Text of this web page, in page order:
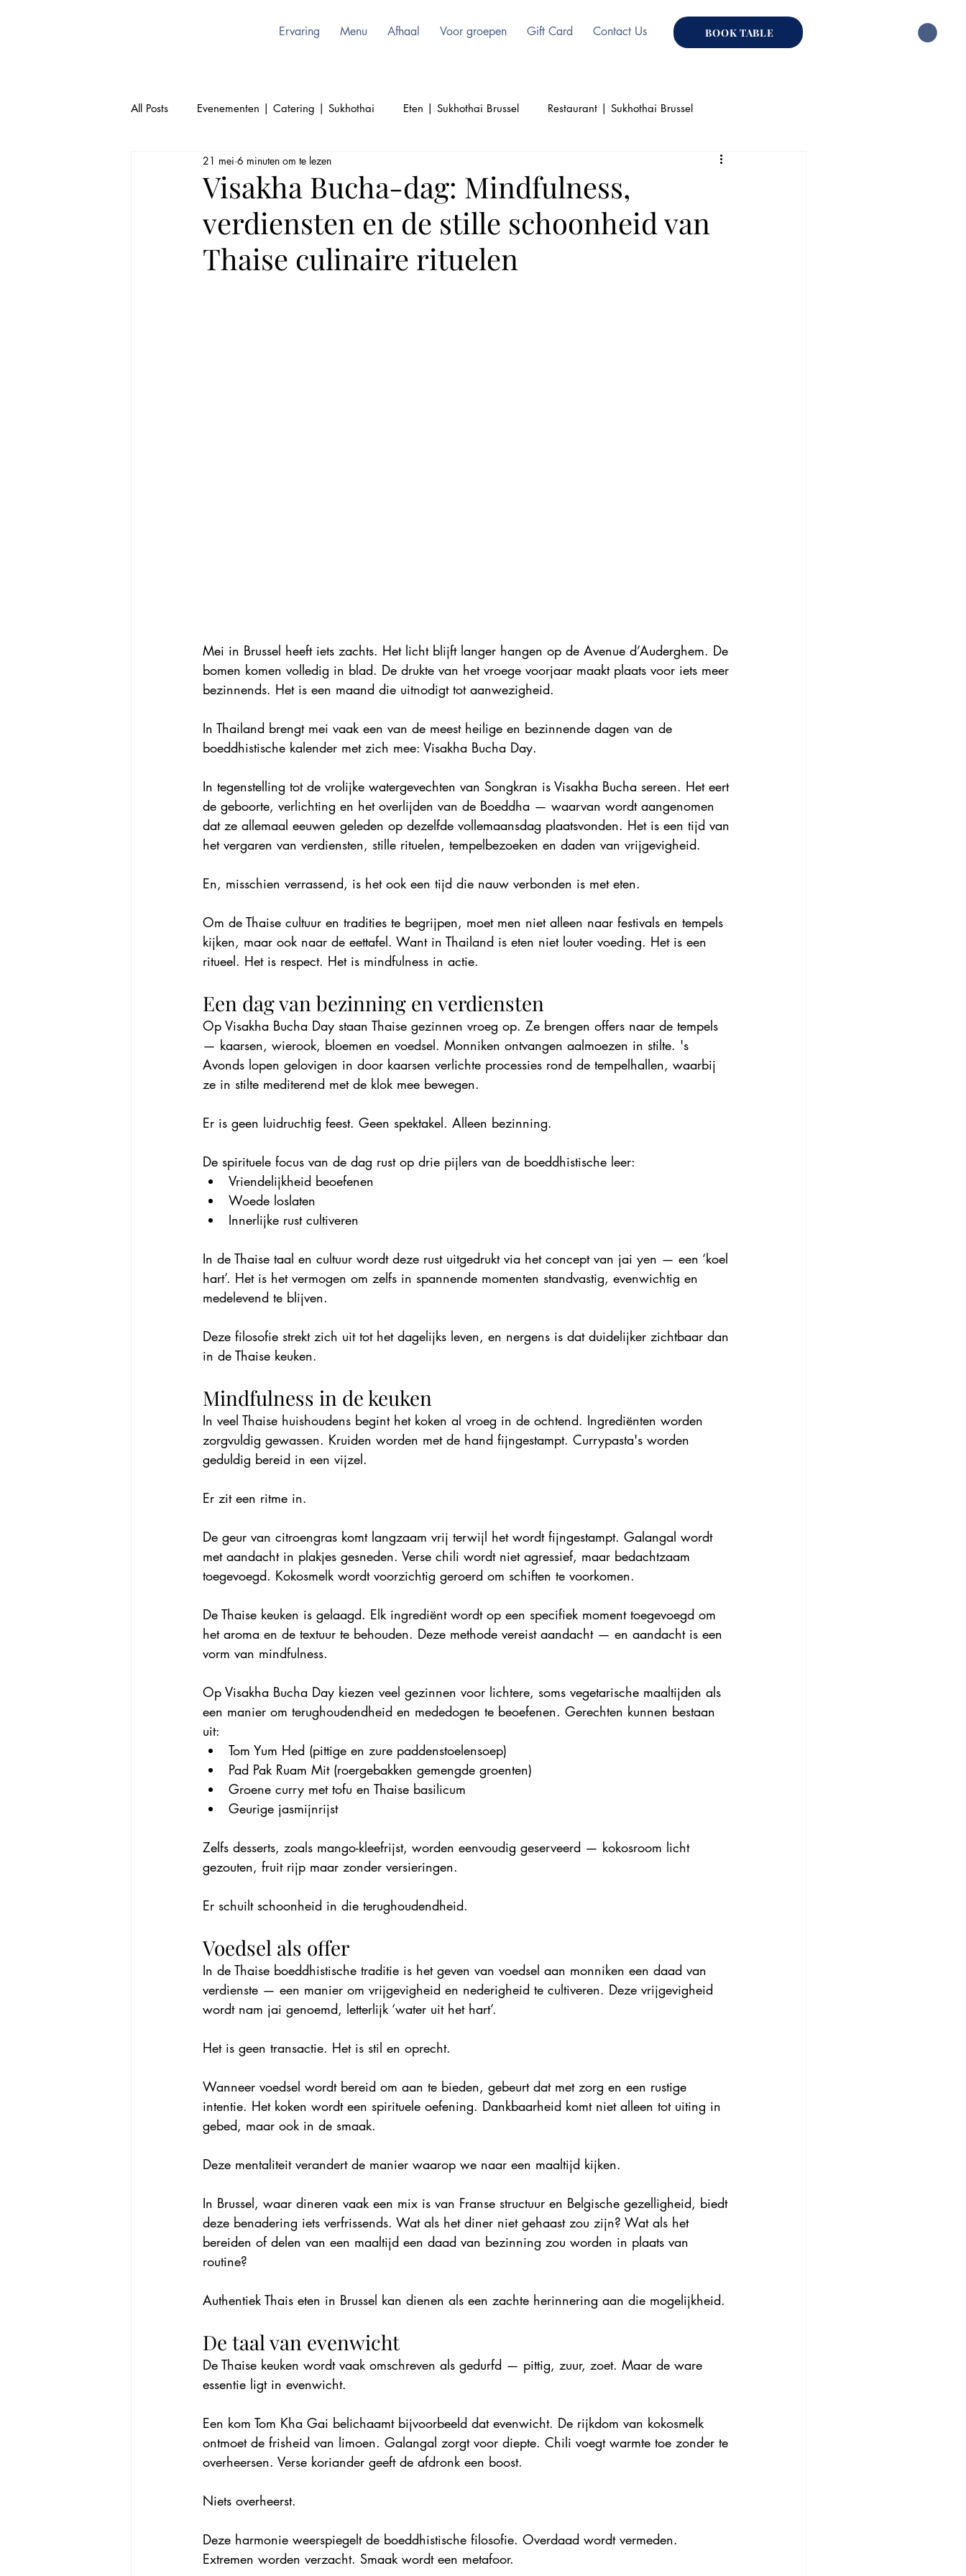
BOOK TABLE
Ervaring Menu Afhaal Voor groepen Gift Card Contact Us
All Posts Evenementen | Catering | Sukhothai Eten | Sukhothai Brussel Restaurant | Sukhothai Brussel
Cultuur | Thai | Sukhothai Brussel
Thai Keuken | Authentiek Thai Culinair | Sukhothai Cultuur | Sukhothai
Visakha Bucha-dag: Mindfulness,
verdiensten en de stille schoonheid van
Thaise culinaire rituelen
21 mei 6 minuten om te lezen
Mei in Brussel heeft iets zachts. Het licht blijft langer hangen op de Avenue d’Auderghem. De
bomen komen volledig in blad. De drukte van het vroege voorjaar maakt plaats voor iets meer
bezinnends. Het is een maand die uitnodigt tot aanwezigheid.
In Thailand brengt mei vaak een van de meest heilige en bezinnende dagen van de
boeddhistische kalender met zich mee: Visakha Bucha Day.
In tegenstelling tot de vrolijke watergevechten van Songkran is Visakha Bucha sereen. Het eert
de geboorte, verlichting en het overlijden van de Boeddha — waarvan wordt aangenomen
dat ze allemaal eeuwen geleden op dezelfde vollemaansdag plaatsvonden. Het is een tijd van
het vergaren van verdiensten, stille rituelen, tempelbezoeken en daden van vrijgevigheid.
En, misschien verrassend, is het ook een tijd die nauw verbonden is met eten.
Om de Thaise cultuur en tradities te begrijpen, moet men niet alleen naar festivals en tempels
kijken, maar ook naar de eettafel. Want in Thailand is eten niet louter voeding. Het is een
ritueel. Het is respect. Het is mindfulness in actie.
Een dag van bezinning en verdiensten
Op Visakha Bucha Day staan Thaise gezinnen vroeg op. Ze brengen offers naar de tempels
— kaarsen, wierook, bloemen en voedsel. Monniken ontvangen aalmoezen in stilte. 's
Avonds lopen gelovigen in door kaarsen verlichte processies rond de tempelhallen, waarbij
ze in stilte mediterend met de klok mee bewegen.
Er is geen luidruchtig feest. Geen spektakel. Alleen bezinning.
De spirituele focus van de dag rust op drie pijlers van de boeddhistische leer:
Vriendelijkheid beoefenen
Woede loslaten
Innerlijke rust cultiveren
In de Thaise taal en cultuur wordt deze rust uitgedrukt via het concept van jai yen — een ‘koel
hart’. Het is het vermogen om zelfs in spannende momenten standvastig, evenwichtig en
medelevend te blijven.
Deze filosofie strekt zich uit tot het dagelijks leven, en nergens is dat duidelijker zichtbaar dan
in de Thaise keuken.
Mindfulness in de keuken
In veel Thaise huishoudens begint het koken al vroeg in de ochtend. Ingrediënten worden
zorgvuldig gewassen. Kruiden worden met de hand fijngestampt. Currypasta's worden
geduldig bereid in een vijzel.
Er zit een ritme in.
De geur van citroengras komt langzaam vrij terwijl het wordt fijngestampt. Galangal wordt
met aandacht in plakjes gesneden. Verse chili wordt niet agressief, maar bedachtzaam
toegevoegd. Kokosmelk wordt voorzichtig geroerd om schiften te voorkomen.
De Thaise keuken is gelaagd. Elk ingrediënt wordt op een specifiek moment toegevoegd om
het aroma en de textuur te behouden. Deze methode vereist aandacht — en aandacht is een
vorm van mindfulness.
Op Visakha Bucha Day kiezen veel gezinnen voor lichtere, soms vegetarische maaltijden als
een manier om terughoudendheid en mededogen te beoefenen. Gerechten kunnen bestaan
uit:
Tom Yum Hed (pittige en zure paddenstoelensoep)
Pad Pak Ruam Mit (roergebakken gemengde groenten)
Groene curry met tofu en Thaise basilicum
Geurige jasmijnrijst
Zelfs desserts, zoals mango-kleefrijst, worden eenvoudig geserveerd — kokosroom licht
gezouten, fruit rijp maar zonder versieringen.
Er schuilt schoonheid in die terughoudendheid.
Voedsel als offer
In de Thaise boeddhistische traditie is het geven van voedsel aan monniken een daad van
verdienste — een manier om vrijgevigheid en nederigheid te cultiveren. Deze vrijgevigheid
wordt nam jai genoemd, letterlijk ‘water uit het hart’.
Het is geen transactie. Het is stil en oprecht.
Wanneer voedsel wordt bereid om aan te bieden, gebeurt dat met zorg en een rustige
intentie. Het koken wordt een spirituele oefening. Dankbaarheid komt niet alleen tot uiting in
gebed, maar ook in de smaak.
Deze mentaliteit verandert de manier waarop we naar een maaltijd kijken.
In Brussel, waar dineren vaak een mix is van Franse structuur en Belgische gezelligheid, biedt
deze benadering iets verfrissends. Wat als het diner niet gehaast zou zijn? Wat als het
bereiden of delen van een maaltijd een daad van bezinning zou worden in plaats van
routine?
Authentiek Thais eten in Brussel kan dienen als een zachte herinnering aan die mogelijkheid.
De taal van evenwicht
De Thaise keuken wordt vaak omschreven als gedurfd — pittig, zuur, zoet. Maar de ware
essentie ligt in evenwicht.
Een kom Tom Kha Gai belichaamt bijvoorbeeld dat evenwicht. De rijkdom van kokosmelk
ontmoet de frisheid van limoen. Galangal zorgt voor diepte. Chili voegt warmte toe zonder te
overheersen. Verse koriander geeft de afdronk een boost.
Niets overheerst.
Deze harmonie weerspiegelt de boeddhistische filosofie. Overdaad wordt vermeden.
Extremen worden verzacht. Smaak wordt een metafoor.